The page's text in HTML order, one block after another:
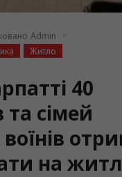
Admin
Житло
40
та сімей
на